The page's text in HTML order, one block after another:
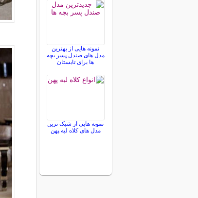
نمونه هایی از بهترین
مدل های صندل پسر بچه
ها برای تابستان
نمونه هایی از شیک ترین
مدل های کلاه لبه پهن